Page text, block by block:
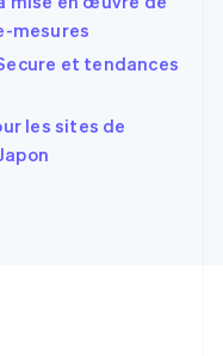
mesures
et tendances
les sites de